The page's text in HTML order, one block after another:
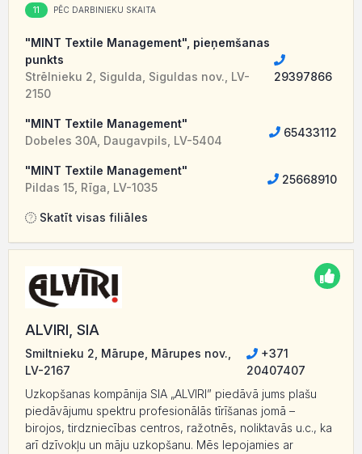
11 PĒC DARBINIEKU SKAITA
"MINT Textile Management", pieņemšanas
punkts
Strēlnieku 2, Sigulda, Siguldas nov., LV-
2150
29397866
"MINT Textile Management"
Dobeles 30A, Daugavpils, LV-5404
65433112
"MINT Textile Management"
Pildas 15, Rīga, LV-1035
25668910
Skatīt visas filiāles
ALVIRI, SIA
Smiltnieku 2, Mārupe, Mārupes nov.,
LV-2167
+371
20407407
Uzkopšanas kompānija SIA „ALVIRI” piedāvā jums plašu
piedāvājumu spektru profesionālās tīrīšanas jomā –
birojos, tirdzniecības centros, ražotnēs, noliktavās u.c., ka
arī dzīvokļu un māju uzkopšanu. Mēs lepojamies ar